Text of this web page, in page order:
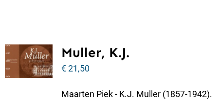
Muller, K.J.
€21,50
Maarten Piek - K.J. Muller (1857-1942).